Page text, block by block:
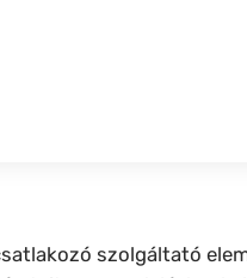
szolgáltató